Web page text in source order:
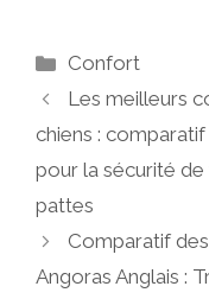
Catégories
Confort
Les meilleurs
chiens :
pour la sécurité
pattes
Comparatif
Angoras Anglais :